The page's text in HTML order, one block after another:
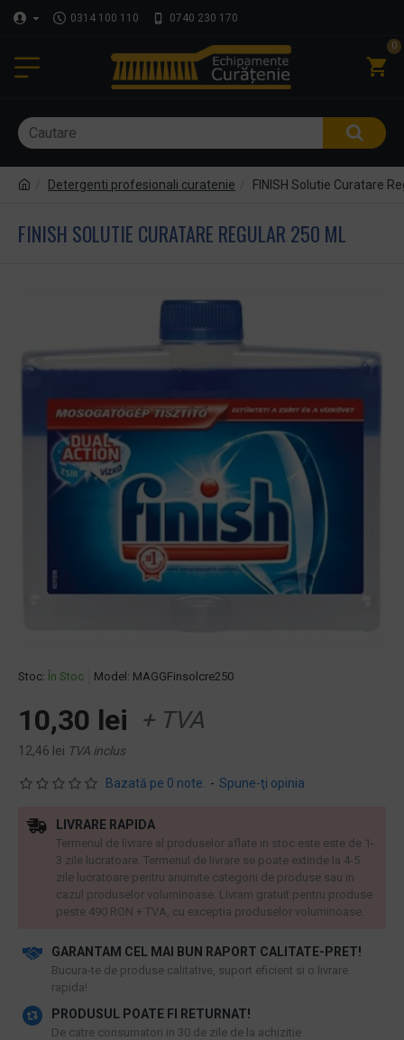
0314 100 110 0740 230 170
0
Detergenti profesionali curatenie FINISH Solutie Curatare
FINISH SOLUTIE CURATARE REGULAR 250 ML
Stoc: În Stoc Model: MAGGFinsolcre250
Bazată pe 0 note. - Spune-ţi opinia
10,30 lei + TVA
12,46 lei TVA inclus
GARANTAM CEL MAI BUN RAPORT CALITATE-PRET!
​Bucura-te de produse calitative, suport eficient si o livrare
rapida!
PRODUSUL POATE FI RETURNAT!
De catre consumatori in 30 de zile de la achizitie
LIVRARE RAPIDA
Termenul de livrare al produselor aflate in stoc este este de 1-
3 zile lucratoare. Termenul de livrare se poate extinde la 4-5
zile lucratoare pentru anumite categorii de produse sau in
cazul produselor voluminoase. Livram gratuit pentru produse
peste 490 RON + TVA, cu exceptia produselor voluminoase.